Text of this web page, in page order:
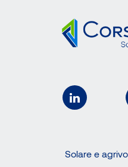
Solare e